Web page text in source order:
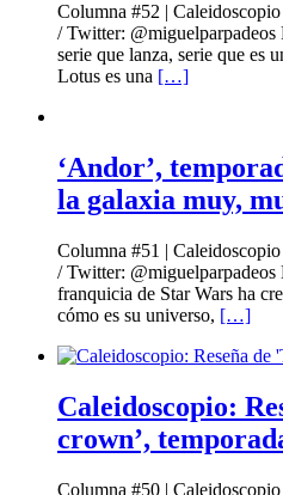
Columna #52 |
/ Twitter: @miguelparpadeos
serie que lanza, serie que es
Lotus es una […]
‘Andor’,
la galaxia muy,
Columna #51 |
/ Twitter: @miguelparpadeos
franquicia de Star Wars ha
cómo es su universo, […]
Caleidoscopio:
crown’,
Columna #50 |